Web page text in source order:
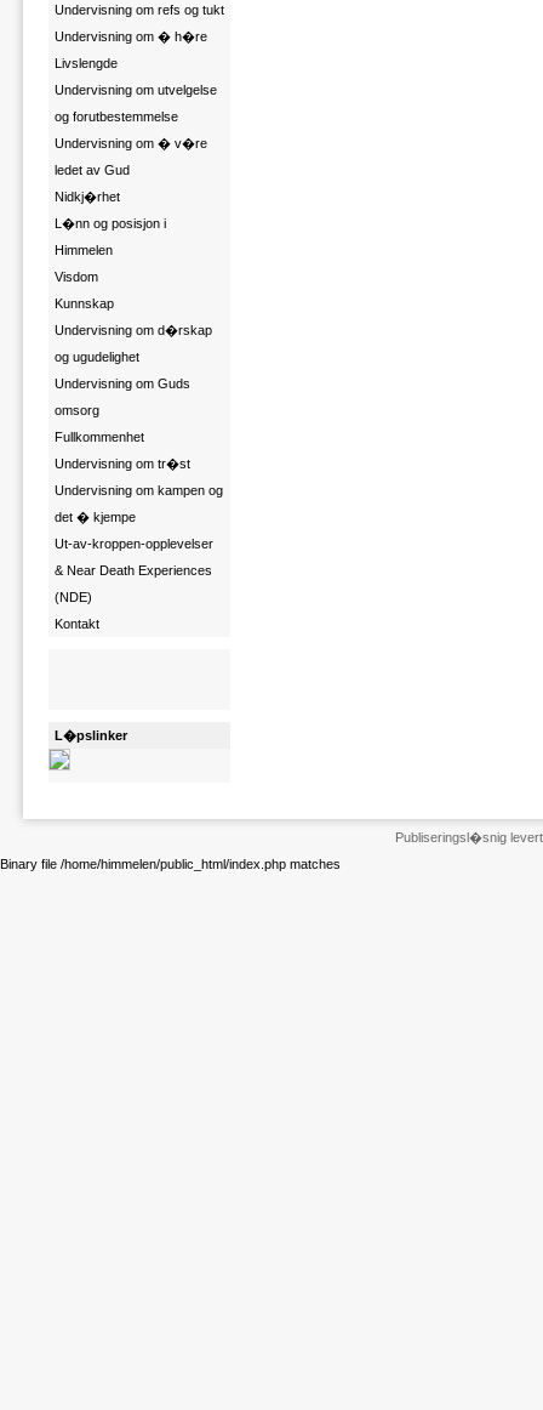
Undervisning om refs og tukt
Undervisning om � h�re
Livslengde
Undervisning om utvelgelse
og forutbestemmelse
Undervisning om � v�re
ledet av Gud
Nidkj�rhet
L�nn og posisjon i
Himmelen
Visdom
Kunnskap
Undervisning om d�rskap
og ugudelighet
Undervisning om Guds
omsorg
Fullkommenhet
Undervisning om tr�st
Undervisning om kampen og
det � kjempe
Ut-av-kroppen-opplevelser
& Near Death Experiences
(NDE)
Kontakt
L�pslinker
Publiseringsl�snig
Binary file /home/himmelen/public_html/index.php matches